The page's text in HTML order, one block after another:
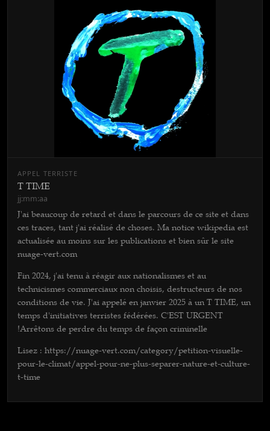
APPEL TERRISTE
T TIME
jj:mm:aa
J'ai beaucoup de retard et dans le parcours de ce site et dans
ces traces, tant j'ai réalisé de choses. Ma notice wikipedia est
actualisée au moins sur les publications et bien sûr le site
nuage-vert.com
Fin 2024, j'ai tenu à réagir aux nationalismes et au
technicismes commerciaux non choisis, destructeurs de nos
conditions de vie. J'ai appelé en janvier 2025 à un T TIME, un
temps d'initiatives terristes fédérées. C'EST URGENT
!Arrêtons de perdre du temps de façon criminelle
Lisez : https://nuage-vert.com/category/petition-visuelle-
pour-le-climat/appel-pour-ne-plus-separer-nature-et-culture-
t-time